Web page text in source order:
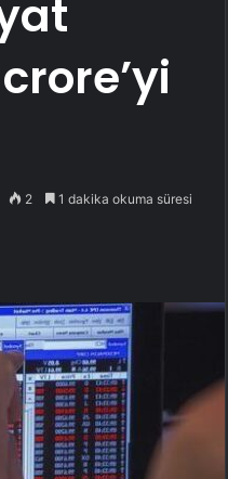
2 1 dakika okuma süresi